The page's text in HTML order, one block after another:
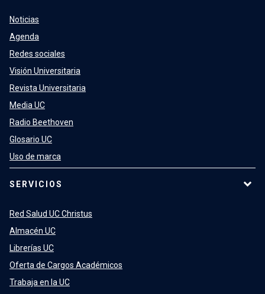
Noticias
Agenda
Redes sociales
Visión Universitaria
Revista Universitaria
Media UC
Radio Beethoven
Glosario UC
Uso de marca
SERVICIOS
Red Salud UC Christus
Almacén UC
Librerías UC
Oferta de Cargos Académicos
Trabaja en la UC